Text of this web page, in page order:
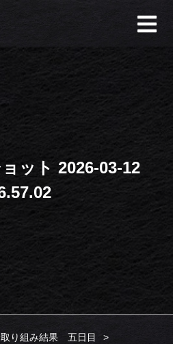
ット 2026-03-12
り組み結果 五日目